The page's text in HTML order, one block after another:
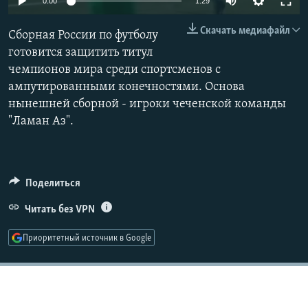
ПОДПИШИТЕСЬ НА РАССЫЛКУ
СОЦИАЛЬНЫЕ СЕТИ
Скачать медиафайл
Сборная России по футболу
готовится защитить титул
чемпионов мира среди спортсменов с
ампутированными конечностями. Основа
нынешней сборной - игроки чеченской команды
"Ламан Аз".
Поделиться
Читать без VPN
Приоритетный источник в Google